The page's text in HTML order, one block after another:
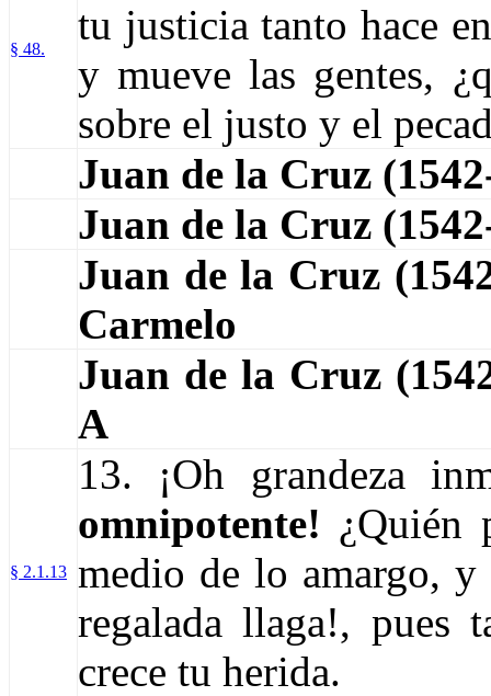
§ 48.
tu justicia tanto hace
y mueve las gentes,
sobre el justo y el
Juan de la Cruz
Juan de la Cruz
Juan de la Cruz
Carmelo
Juan de la Cruz
A
§ 2.1.13
13. ¡Oh grandeza
omnipotente! ¿Quién
medio de lo amargo, y
regalada llaga!, pues
crece tu herida.